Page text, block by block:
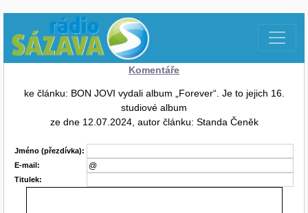
Komentáře
ke článku: BON JOVI vydali album „Forever“. Je to jejich 16.
studiové album
ze dne 12.07.2024, autor článku: Standa Čeněk
Jméno (přezdívka):
E-mail:
Titulek: